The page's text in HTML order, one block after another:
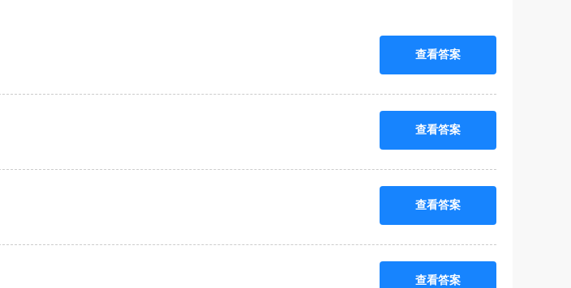
查看答案
查看答案
查看答案
查看答案